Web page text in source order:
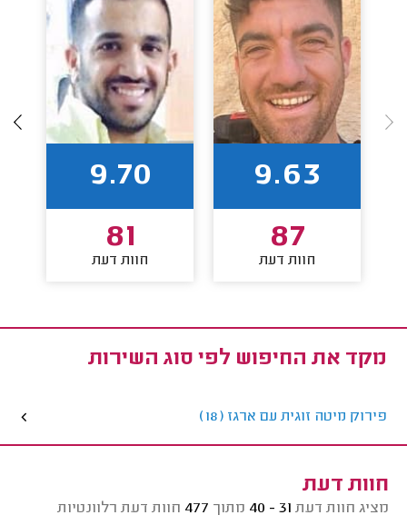
9.63
87
חוות דעת
9.70
81
חוות דעת
מקד את החיפוש לפי סוג השירות
פירוק מיטה זוגית עם ארגז (18)
חוות דעת
מציג חוות דעת 31 - 40 מתוך 477 חוות דעת רלוונטיות